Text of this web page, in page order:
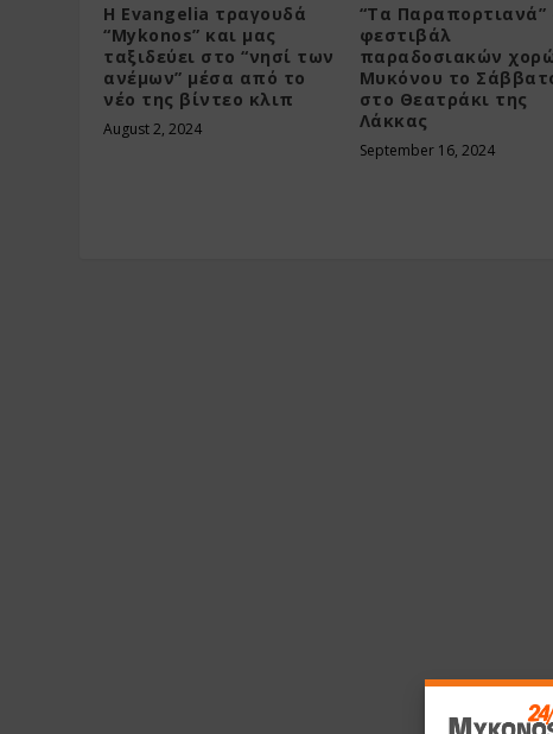
Η Evangelia τραγουδά
“Mykonos” και μας
ταξιδεύει στο “νησί των
ανέμων” μέσα από το
νέο της βίντεο κλιπ
August 2, 2024
“Τα Παραπορτιανά”
φεστιβάλ
παραδοσιακών
Μυκόνου το
στο Θεατράκι της
Λάκκας
September 16, 2024